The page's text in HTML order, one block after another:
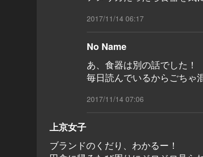
2017/11/14 06:17
No Name
あ、食器は別の話でした！
毎日読んでいるからごち
2017/11/14 07:06
上京女子
ブランドのくだり、わかるー！